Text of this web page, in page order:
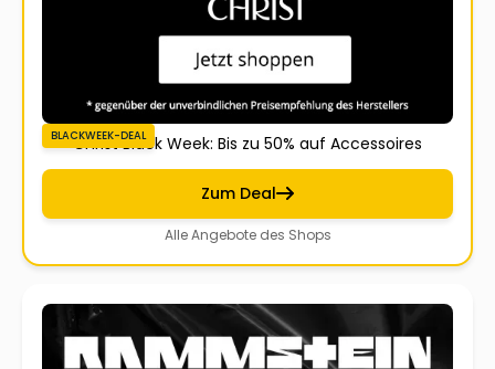
BLACKWEEK-DEAL
Christ Black Week: Bis zu 50% auf Accessoires
Zum Deal
Alle Angebote des Shops